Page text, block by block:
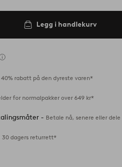
Legg i handlekurv
40% rabatt på den dyreste varen*
for normalpakker over 649 kr*
- Betale nå, senere eller dele
30 dagers returrett*